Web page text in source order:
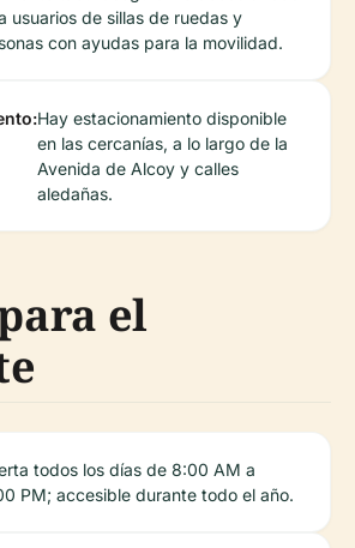
usuarios de sillas de ruedas y
con ayudas para la movilidad.
Hay estacionamiento disponible
en las cercanías, a lo largo de la
Avenida de Alcoy y calles
aledañas.
el
todos los días de 8:00 AM a
PM; accesible durante todo el año.